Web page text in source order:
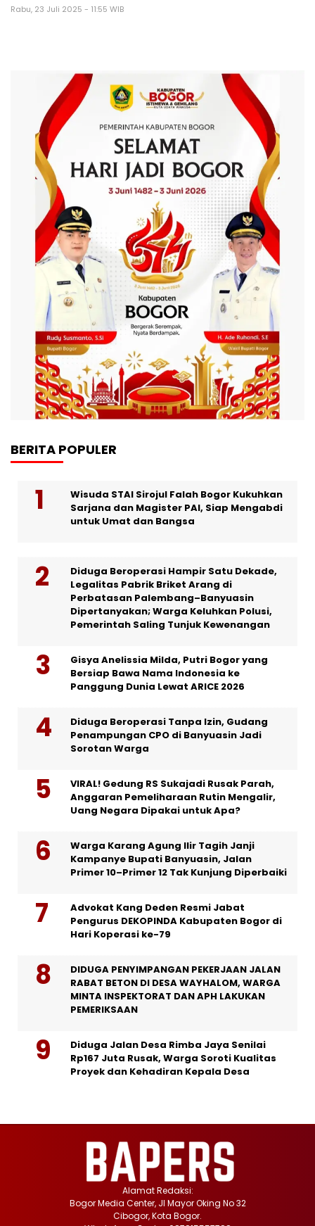
Rabu, 23 Juli 2025 - 11:55 WIB
BERITA POPULER
Wisuda STAI Sirojul Falah Bogor Kukuhkan
Sarjana dan Magister PAI, Siap Mengabdi
untuk Umat dan Bangsa
Diduga Beroperasi Hampir Satu Dekade,
Legalitas Pabrik Briket Arang di
Perbatasan Palembang–Banyuasin
Dipertanyakan; Warga Keluhkan Polusi,
Pemerintah Saling Tunjuk Kewenangan
Gisya Anelissia Milda, Putri Bogor yang
Bersiap Bawa Nama Indonesia ke
Panggung Dunia Lewat ARICE 2026
Diduga Beroperasi Tanpa Izin, Gudang
Penampungan CPO di Banyuasin Jadi
Sorotan Warga
VIRAL! Gedung RS Sukajadi Rusak Parah,
Anggaran Pemeliharaan Rutin Mengalir,
Uang Negara Dipakai untuk Apa?
Warga Karang Agung Ilir Tagih Janji
Kampanye Bupati Banyuasin, Jalan
Primer 10–Primer 12 Tak Kunjung Diperbaiki
Advokat Kang Deden Resmi Jabat
Pengurus DEKOPINDA Kabupaten Bogor di
Hari Koperasi ke-79
DIDUGA PENYIMPANGAN PEKERJAAN JALAN
RABAT BETON DI DESA WAYHALOM, WARGA
MINTA INSPEKTORAT DAN APH LAKUKAN
PEMERIKSAAN
Diduga Jalan Desa Rimba Jaya Senilai
Rp167 Juta Rusak, Warga Soroti Kualitas
Proyek dan Kehadiran Kepala Desa
Alamat Redaksi:
Bogor Media Center, Jl Mayor Oking No 32
Cibogor, Kota Bogor.